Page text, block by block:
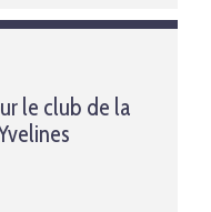
le club de la